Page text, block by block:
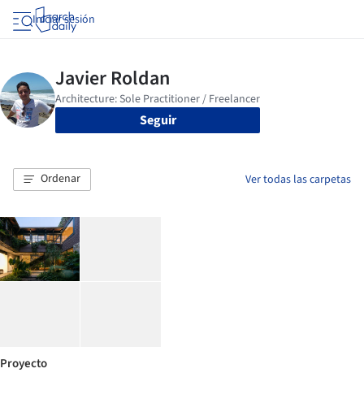
Iniciar sesión
Seguir
Ordenar Ver todas las carpetas
Proyecto